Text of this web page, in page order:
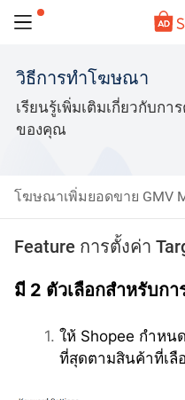
วิธีการทำโฆษณา
เรียนรู้เพิ่มเติมเกี่ยวกับก
ของคุณ
โฆษณาเพิ่มยอดขาย GMV
Feature การตั้งค่า
มี 2 ตัวเลือกสำหรับกา
ให้ Shopee กำหน
ที่สุดตามสินค้าที่เลื